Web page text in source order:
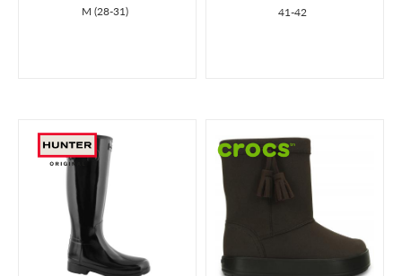
M (28-31)
41-42